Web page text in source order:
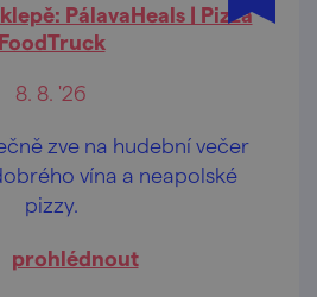
PálavaHeals | Pizza
FoodTruck
8. 8. '26
zve na hudební večer
vína a neapolské
pizzy.
prohlédnout